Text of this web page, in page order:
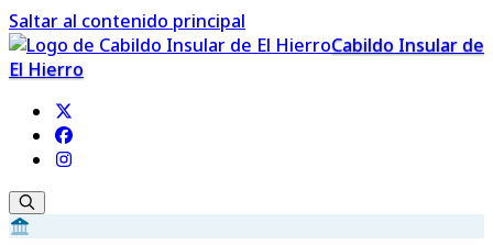
Saltar al contenido principal
Cabildo Insular de
El Hierro